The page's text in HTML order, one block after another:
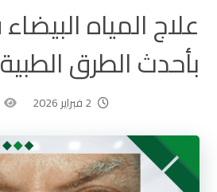
علاج المياه
بأحدث الطرق الطبية
2 فبراير 2026